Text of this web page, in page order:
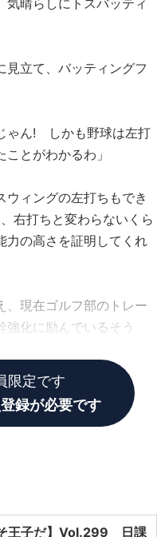
見立て、バッティングフ
ゃん! しかも野球は左打
とがわかるわ」
ウィングの左打ちもでき
右打ちと変わらないくら
力の高さを証明してくれ
、現在ゴルフ部のトレー
強化に励んでいるそう
限定です
録が必要です
そ王子だ】Vol.299 日課